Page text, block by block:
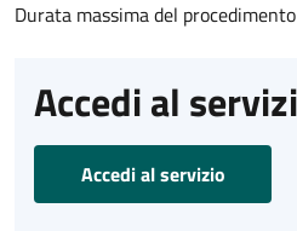
Durata massima del
Accedi al
Accedi al servizio